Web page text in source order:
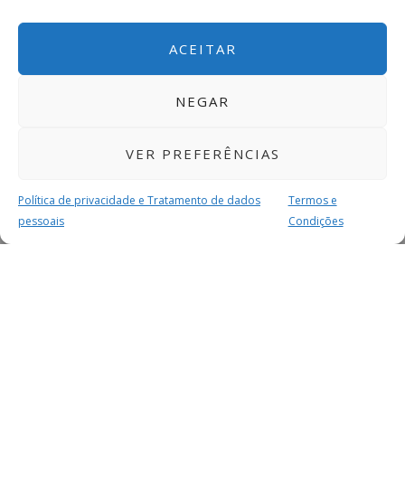
ACEITAR
NEGAR
VER PREFERÊNCIAS
Política de privacidade e Tratamento de dados
pessoais
Termos e
Condições